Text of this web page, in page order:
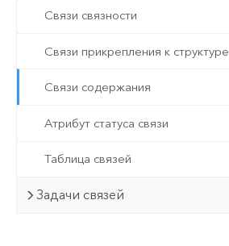
Связи связности
Связи прикрепления к структуре
Связи содержания
Атрибут статуса связи
Таблица связей
Задачи связей